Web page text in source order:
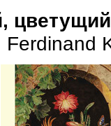
Ferdinand